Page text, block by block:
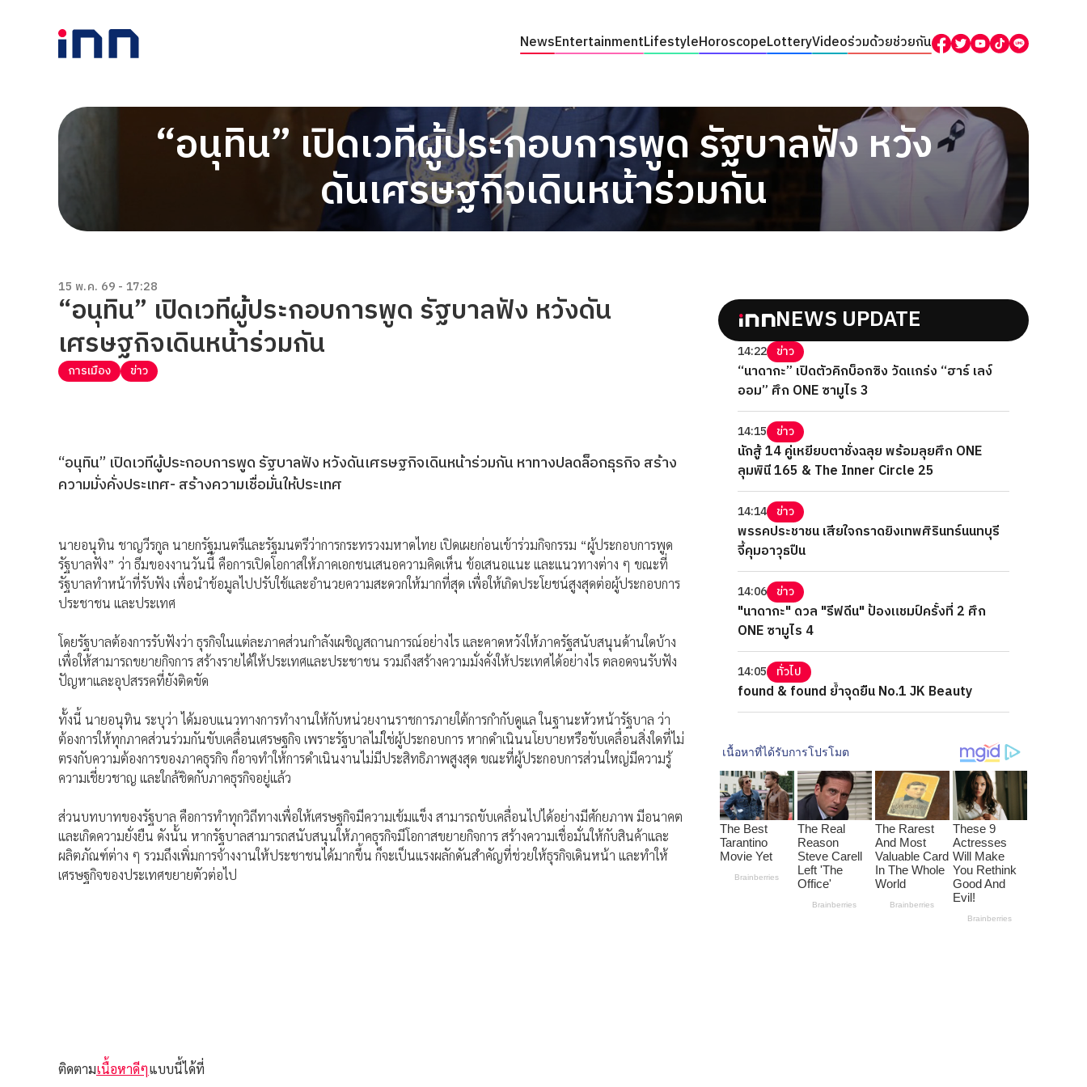
NewsEntertainmentLifestyleHoroscopeLotteryVideoร่วมด้วยช่วยกัน
“อนุทิน” เปิดเวทีผู้ประกอบการพูด รัฐบาลฟัง หวัง
ดันเศรษฐกิจเดินหน้าร่วมกัน
15 พ.ค. 69 - 17:28
“อนุทิน” เปิดเวทีผู้ประกอบการพูด รัฐบาลฟัง หวังดัน
เศรษฐกิจเดินหน้าร่วมกัน
การเมือง ข่าว
“อนุทิน” เปิดเวทีผู้ประกอบการพูด รัฐบาลฟัง หวังดันเศรษฐกิจเดินหน้าร่วมกัน หาทางปลดล็อกธุรกิจ สร้าง
ความมั่งคั่งประเทศ- สร้างความเชื่อมั่นให้ประเทศ
นายอนุทิน ชาญวีรกูล นายกรัฐมนตรีและรัฐมนตรีว่าการกระทรวงมหาดไทย เปิดเผยก่อนเข้าร่วมกิจกรรม “ผู้ประกอบการพูด
รัฐบาลฟัง” ว่า ธีมของงานวันนี้ คือการเปิดโอกาสให้ภาคเอกชนเสนอความคิดเห็น ข้อเสนอแนะ และแนวทางต่าง ๆ ขณะที่
รัฐบาลทำหน้าที่รับฟัง เพื่อนำข้อมูลไปปรับใช้และอำนวยความสะดวกให้มากที่สุด เพื่อให้เกิดประโยชน์สูงสุดต่อผู้ประกอบการ
ประชาชน และประเทศ
โดยรัฐบาลต้องการรับฟังว่า ธุรกิจในแต่ละภาคส่วนกำลังเผชิญสถานการณ์อย่างไร และคาดหวังให้ภาครัฐสนับสนุนด้านใดบ้าง
เพื่อให้สามารถขยายกิจการ สร้างรายได้ให้ประเทศและประชาชน รวมถึงสร้างความมั่งคั่งให้ประเทศได้อย่างไร ตลอดจนรับฟัง
ปัญหาและอุปสรรคที่ยังติดขัด
ทั้งนี้ นายอนุทิน ระบุว่า ได้มอบแนวทางการทำงานให้กับหน่วยงานราชการภายใต้การกำกับดูแล ในฐานะหัวหน้ารัฐบาล ว่า
ต้องการให้ทุกภาคส่วนร่วมกันขับเคลื่อนเศรษฐกิจ เพราะรัฐบาลไม่ใช่ผู้ประกอบการ หากดำเนินนโยบายหรือขับเคลื่อนสิ่งใดที่ไม่
ตรงกับความต้องการของภาคธุรกิจ ก็อาจทำให้การดำเนินงานไม่มีประสิทธิภาพสูงสุด ขณะที่ผู้ประกอบการส่วนใหญ่มีความรู้
ความเชี่ยวชาญ และใกล้ชิดกับภาคธุรกิจอยู่แล้ว
ส่วนบทบาทของรัฐบาล คือการทำทุกวิถีทางเพื่อให้เศรษฐกิจมีความเข้มแข็ง สามารถขับเคลื่อนไปได้อย่างมีศักยภาพ มีอนาคต
และเกิดความยั่งยืน ดังนั้น หากรัฐบาลสามารถสนับสนุนให้ภาคธุรกิจมีโอกาสขยายกิจการ สร้างความเชื่อมั่นให้กับสินค้าและ
ผลิตภัณฑ์ต่าง ๆ รวมถึงเพิ่มการจ้างงานให้ประชาชนได้มากขึ้น ก็จะเป็นแรงผลักดันสำคัญที่ช่วยให้ธุรกิจเดินหน้า และทำให้
เศรษฐกิจของประเทศขยายตัวต่อไป
ติดตามเนื้อหาดีๆแบบนี้ได้ที่
NEWS UPDATE
14:22 ข่าว
“นาดากะ” เปิดตัวคิกบ็อกซิง วัดแกร่ง “ฮาร์ เลง์
ออม” ศึก ONE ซามูไร 3
14:15 ข่าว
นักสู้ 14 คู่เหยียบตาชั่งฉลุย พร้อมลุยศึก ONE
ลุมพินี 165 & The Inner Circle 25
14:14 ข่าว
พรรคประชาชน เสียใจกราดยิงเทพศิรินทร์นนทบุรี
จี้คุมอาวุธปืน
14:06 ข่าว
"นาดากะ" ดวล "รีฟดีน" ป้องแชมป์ครั้งที่ 2 ศึก
ONE ซามูไร 4
14:05 ทั่วไป
found & found ย้ำจุดยืน No.1 JK Beauty